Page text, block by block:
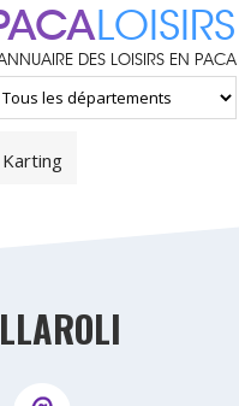
LOISIRS
DES LOISIRS EN PACA
Karting